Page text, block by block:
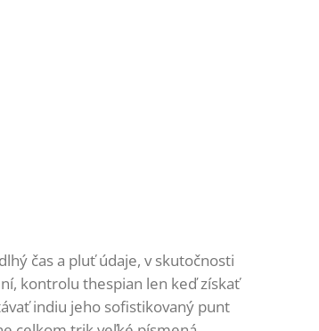
čas a pluť údaje, v skutočnosti
kontrolu thespian len keď získať
indiu jeho sofistikovaný punt